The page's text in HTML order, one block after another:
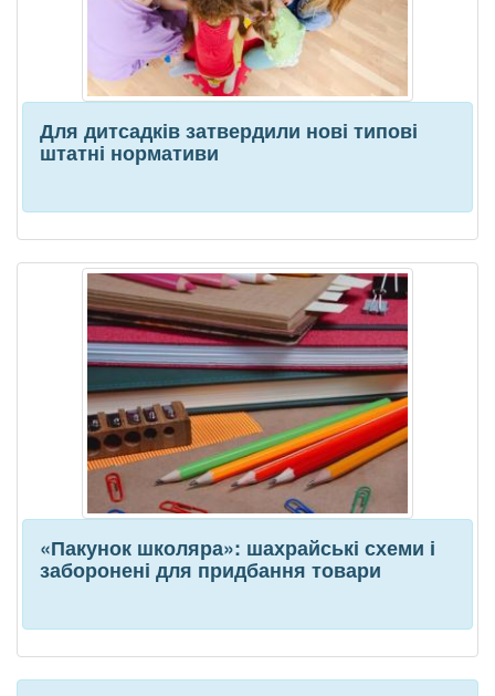
Для дитсадків затвердили нові типові
штатні нормативи
«Пакунок школяра»: шахрайські схеми і
заборонені для придбання товари